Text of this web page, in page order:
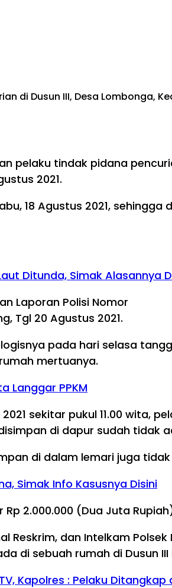
di Dusun III, Desa Lombonga,
pelaku tindak pidana
2021.
18 Agustus 2021,
Ditunda, Simak Alasannya
Laporan Polisi Nomor
Tgl 20 Agustus 2021.
pada hari selasa
mertuanya.
Langgar PPKM
sekitar pukul 11.00 wita,
di dapur sudah tidak
di dalam lemari juga
Simak Info Kasusnya Disini
2.000.000 (Dua Juta
Reskrim, dan Intelkam
di sebuah rumah di Dusun III
Kapolres : Pelaku